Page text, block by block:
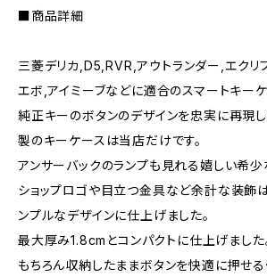
■商品詳細
三菱デリカ,D5,RVR,アウトランダー,エクリ
エボ,アイミーブなどに適合のスマートキーケ
純正キーのボタンのデザインを忠実に再現
製のキーケースは当店だけです。
アンサーバックのランプも見れる嬉しい希少
ショップロゴや目立つ金具など余計な装飾
ンプルなデザインに仕上げました。
最大厚み1.8cmとコンパクトに仕上げました
もちろん収納したままボタンを快適に押せる